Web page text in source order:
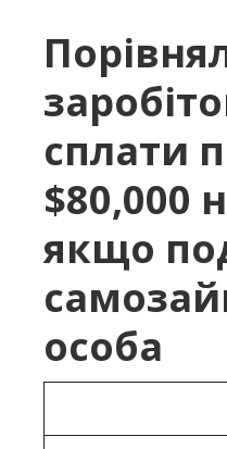
сплати
$80,000
якщо
особа